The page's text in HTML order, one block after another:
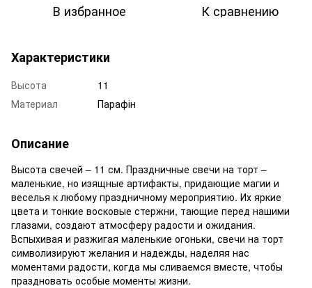
В избранное К сравнению
Характеристики
Высота
11
Материал
Парафін
Описание
Высота свечей – 11 см. Праздничные свечи на торт –
маленькие, но изящные артифакты, придающие магии и
веселья к любому праздничному мероприятию. Их яркие
цвета и тонкие восковые стержни, тающие перед нашими
глазами, создают атмосферу радости и ожидания.
Вспыхивая и разжигая маленькие огоньки, свечи на торт
символизируют желания и надежды, наделяя нас
моментами радости, когда мы сливаемся вместе, чтобы
праздновать особые моменты жизни.